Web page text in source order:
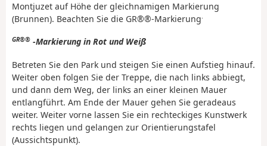
Montjuzet auf Höhe der gleichnamigen Markierung
(Brunnen). Beachten Sie die GR®®-Markierung.
GR®® -Markierung in Rot und Weiß
Betreten Sie den Park und steigen Sie einen Aufstieg hinauf.
Weiter oben folgen Sie der Treppe, die nach links abbiegt,
und dann dem Weg, der links an einer kleinen Mauer
entlangführt. Am Ende der Mauer gehen Sie geradeaus
weiter. Weiter vorne lassen Sie ein rechteckiges Kunstwerk
rechts liegen und gelangen zur Orientierungstafel
(Aussichtspunkt).